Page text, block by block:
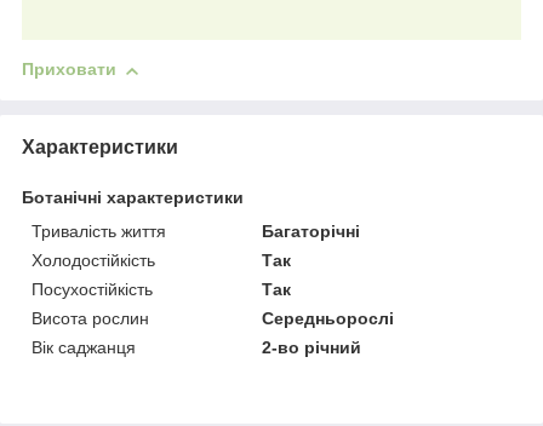
Приховати
Характеристики
Ботанічні характеристики
Тривалість життя
Багаторічні
Холодостійкість
Так
Посухостійкість
Так
Висота рослин
Середньорослі
Вік саджанця
2-во річний